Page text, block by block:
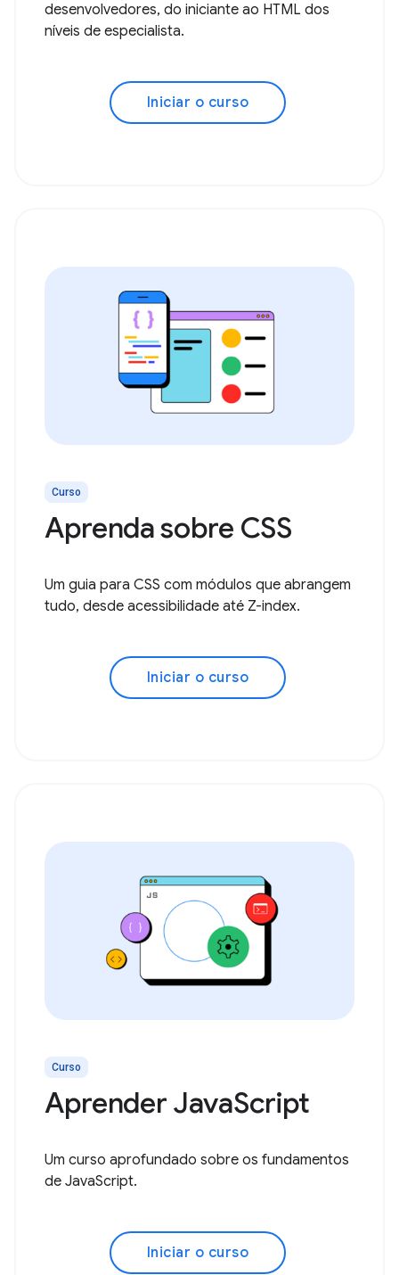
desenvolvedores, do iniciante ao HTML dos
níveis de especialista.
Iniciar o curso
Curso
Aprenda sobre CSS
Um guia para CSS com módulos que abrangem
tudo, desde acessibilidade até Z-index.
Iniciar o curso
Curso
Aprender JavaScript
Um curso aprofundado sobre os fundamentos
de JavaScript.
Iniciar o curso